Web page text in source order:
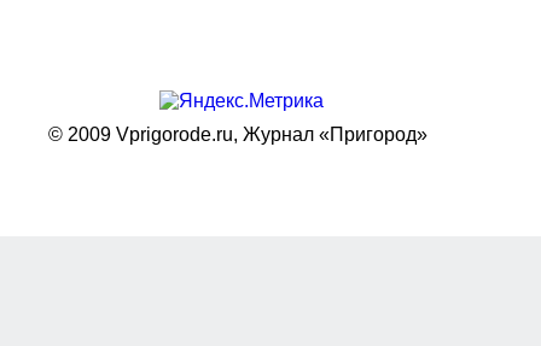
© 2009 Vprigorode.ru, Журнал «Пригород»